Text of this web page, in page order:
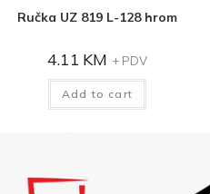
Ručka UZ 819 L-128 hrom
4.11 KM + PDV
Add to cart